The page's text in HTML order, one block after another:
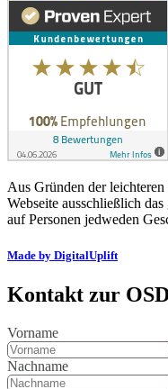
Aus Gründen der
Webseite ausschließlich
auf Personen jedweden
Made by DigitalUplift
Kontakt zur
Vorname
Nachname